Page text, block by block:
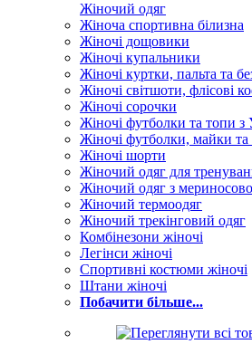
Жіночий одяг
Жіноча спортивна білизна
Жіночі дощовики
Жіночі купальники
Жіночі куртки, пальта та
Жіночі світшоти, флісові
Жіночі сорочки
Жіночі футболки та топи
Жіночі футболки, майки та
Жіночі шорти
Жіночий одяг для
Жіночий одяг з
Жіночий термоодяг
Жіночий трекінговий одяг
Комбінезони жіночі
Легінси жіночі
Спортивні костюми жіночі
Штани жіночі
Побачити більше...